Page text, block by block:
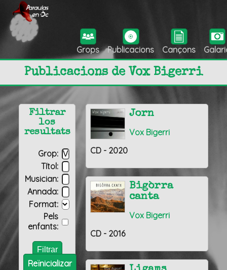
Grops Publicacions Cançons
Publicacions de Vox Bigerri
Jorn
Vox Bigerri
CD - 2020
Bigòrra
canta
Vox Bigerri
CD - 2016
Filtrar
los
resultats
Grop:
Títol:
Musician:
Annada:
Format:
Pels
enfants:
Reïnicializar